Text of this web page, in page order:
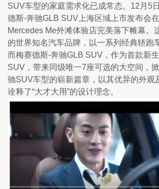
SUV车型的家庭需求化已成常态。12月5
德斯-奔驰GLB SUV上海区域上市发布会
Mercedes Me外滩体验店完美落下帷幕。
的世界知名汽车品牌，以一系列经典轿跑
而梅赛德斯-奔驰GLB SUV，作为首款新
SUV，带来同级唯一7座可选的大空间，
驰SUV车型的崭新篇章，以其优异的外观
诠释了“大才大用”的设计理念。